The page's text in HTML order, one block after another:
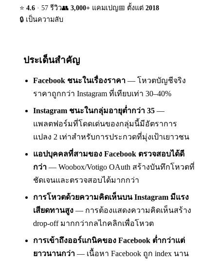
⭐ 4.6 · 57 รีวิว👥 3,000+ แคมเปญ📅 ตั้งแต่ 2018
🔒 เป็นความลับ
ประเด็นสำคัญ
Facebook ชนะในเรื่องราคา — โหวตบัญชีจริง
ราคาถูกกว่า Instagram ที่เทียบเท่า 30–40%
Instagram ชนะในกลุ่มอายุต่ำกว่า 35 —
แพลตฟอร์มที่โดดเด่นของกลุ่มนี้มีอัตราการ
แปลง 2 เท่าสำหรับการประกวดที่มุ่งเป้าเยาวชน
แอปบุคคลที่สามของ Facebook ตรวจสอบได้ดี
กว่า — Woobox/Votigo OAuth สร้างบันทึกโหวตที่
ชัดเจนและตรวจสอบได้มากกว่า
การโหวตด้วยความคิดเห็นบน Instagram มีแรง
เสียดทานสูง — การต้องแสดงความคิดเห็นสร้าง
drop-off มากกว่ากลไกคลิกเพื่อโหวต
การเข้าถึงออร์แกนิคของ Facebook ต่ำกว่าแต่
ยาวนานกว่า — เนื้อหา Facebook ถูก index นาน